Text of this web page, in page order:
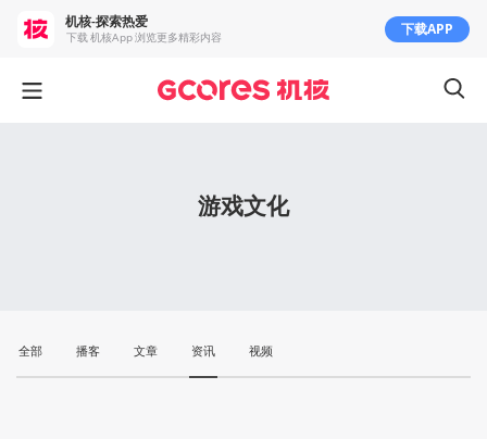
游戏文化
全部 播客 文章 资讯 视频
机核-探索热爱
下载 机核App 浏览更多精彩内容 下载APP